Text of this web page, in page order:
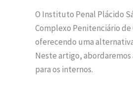
O Instituto Penal Plácido
Complexo Penitenciário de
oferecendo uma
Neste artigo, abordaremos
para os internos.